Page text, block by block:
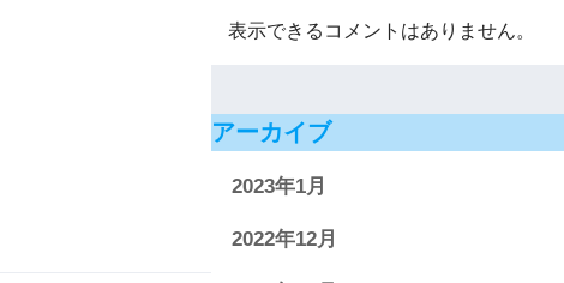
表示できるコメントはありません。
アーカイブ
2023年1月
2022年12月